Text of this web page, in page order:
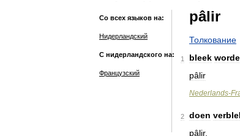
Со всех языков на:
Нидерландский
С нидерландского на:
Французский
pâlir
Толкование
1 bleek
pâlir
Nederlands-
2 doen
pâlir,